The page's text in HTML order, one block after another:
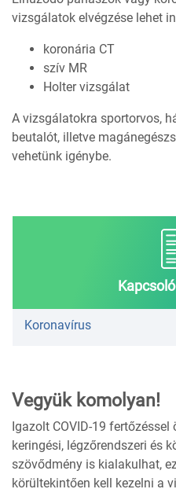
vizsgálatok elvégzése lehet
koronária CT
szív MR
Holter vizsgálat
A vizsgálatokra sportorvos,
beutalót, illetve
vehetünk igénybe.
Koronavírus
Vegyük komolyan!
Igazolt COVID-19
keringési, légzőrendszeri és
szövődmény is kialakulhat,
körültekintően kell kezelni a